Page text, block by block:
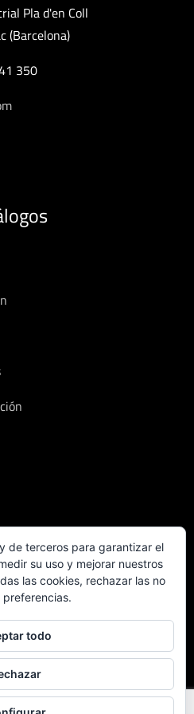
Pla d'en Coll
(Barcelona)
350
de terceros para garantizar el
su uso y mejorar nuestros
las cookies, rechazar las no
preferencias.
todo